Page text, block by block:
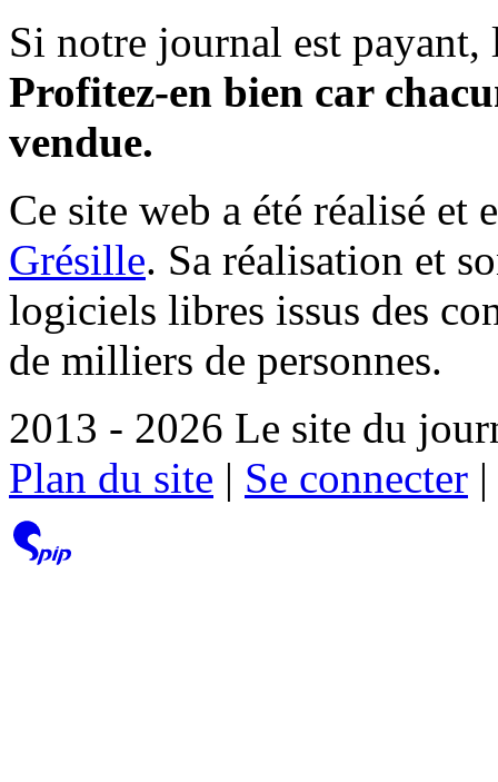
Si notre journal est payant,
Profitez-en bien car
vendue.
Ce site web a été réalisé et
Grésille. Sa réalisation et
logiciels libres issus des
de milliers de personnes.
2013 - 2026 Le site du
Plan du site | Se connecter |